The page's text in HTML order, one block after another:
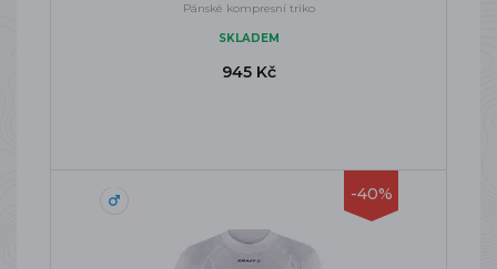
Pánské kompresní triko
SKLADEM
945 Kč
-40%